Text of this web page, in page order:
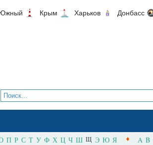
Крым Харьков Донбасс
П Р С Т У Ф Х Ц Ч Ш Щ Э Ю Я A B